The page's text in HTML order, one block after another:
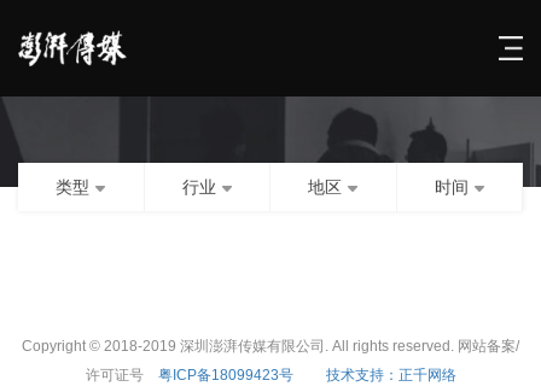
类型 行业 地区 时间
Copyright © 2018-2019 深圳澎湃传媒有限公司. All rights reserved. 网站备案/
许可证号 粤ICP备18099423号 技术支持：正千网络